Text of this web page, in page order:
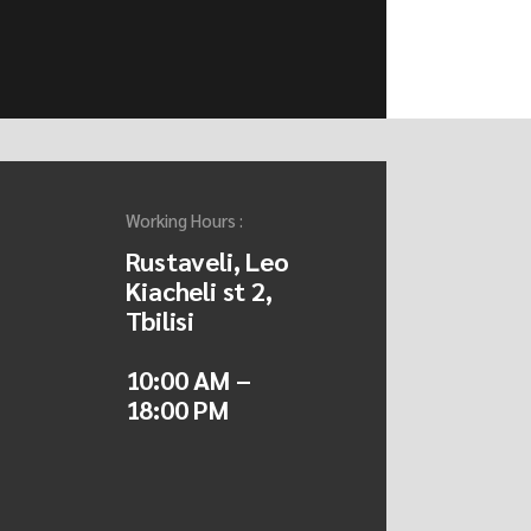
Working Hours :
Rustaveli, Leo
Kiacheli st 2,
Tbilisi
10:00 AM –
18:00 PM